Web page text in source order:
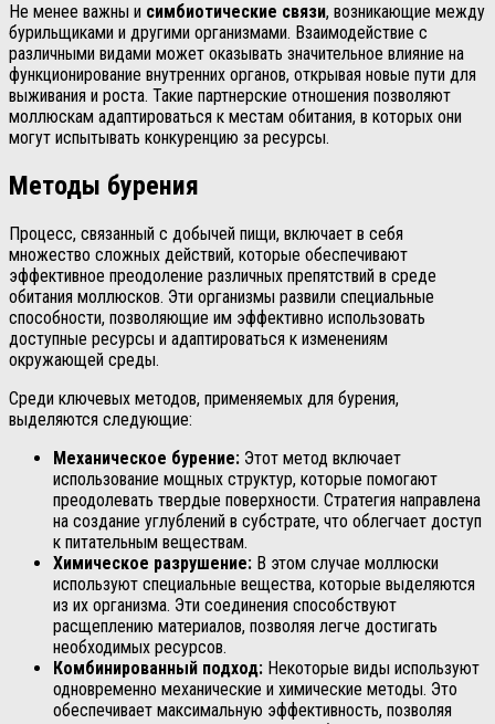
Не менее важны и симбиотические связи, возникающие между
бурильщиками и другими организмами. Взаимодействие с
различными видами может оказывать значительное влияние на
функционирование внутренних органов, открывая новые пути для
выживания и роста. Такие партнерские отношения позволяют
моллюскам адаптироваться к местам обитания, в которых они
могут испытывать конкуренцию за ресурсы.
Методы бурения
Процесс, связанный с добычей пищи, включает в себя
множество сложных действий, которые обеспечивают
эффективное преодоление различных препятствий в среде
обитания моллюсков. Эти организмы развили специальные
способности, позволяющие им эффективно использовать
доступные ресурсы и адаптироваться к изменениям
окружающей среды.
Среди ключевых методов, применяемых для бурения,
выделяются следующие:
Механическое бурение: Этот метод включает
использование мощных структур, которые помогают
преодолевать твердые поверхности. Стратегия направлена
на создание углублений в субстрате, что облегчает доступ
к питательным веществам.
Химическое разрушение: В этом случае моллюски
используют специальные вещества, которые выделяются
из их организма. Эти соединения способствуют
расщеплению материалов, позволяя легче достигать
необходимых ресурсов.
Комбинированный подход: Некоторые виды используют
одновременно механические и химические методы. Это
обеспечивает максимальную эффективность, позволяя